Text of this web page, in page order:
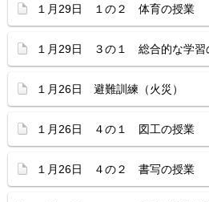
１月29日 １の２ 体育の授業
１月29日 ３の１ 総合的な学習
１月26日 避難訓練（火災）
１月26日 ４の１ 図工の授業
１月26日 ４の２ 書写の授業